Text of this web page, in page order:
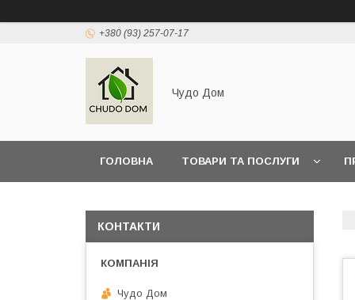
+380 (93) 257-07-17
Чудо Дом
ГОЛОВНА ТОВАРИ ТА ПОСЛУГИ
КОНТАКТИ
Чудо Дом